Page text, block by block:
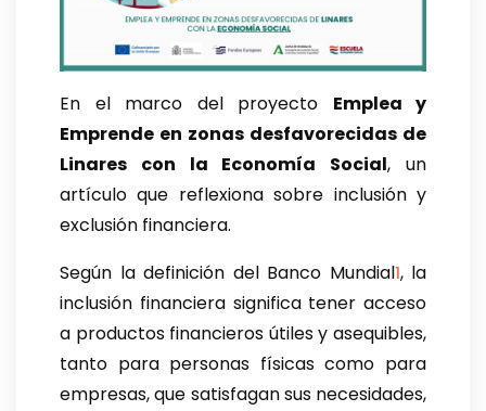
En el marco del proyecto Emplea y
Emprende en zonas desfavorecidas de
Linares con la Economía Social, un
artículo que reflexiona sobre inclusión y
exclusión financiera.
Según la definición del Banco Mundial1, la
inclusión financiera significa tener acceso
a productos financieros útiles y asequibles,
tanto para personas físicas como para
empresas, que satisfagan sus necesidades,